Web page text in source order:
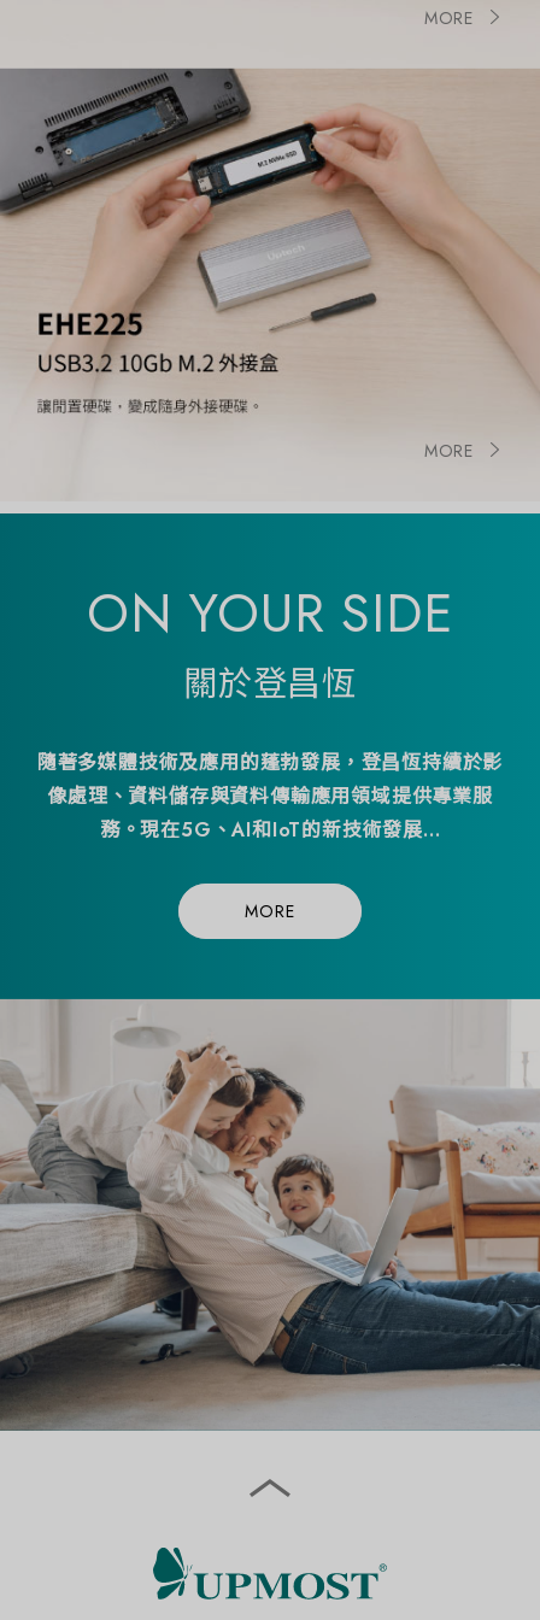
MORE
MORE
ON YOUR SIDE
關於登昌恆
隨著多媒體技術及應用的蓬勃發展，登昌恆持續於影
像處理、資料儲存與資料傳輸應用領域提供專業服
務。現在5G、AI和IoT的新技術發展...
MORE